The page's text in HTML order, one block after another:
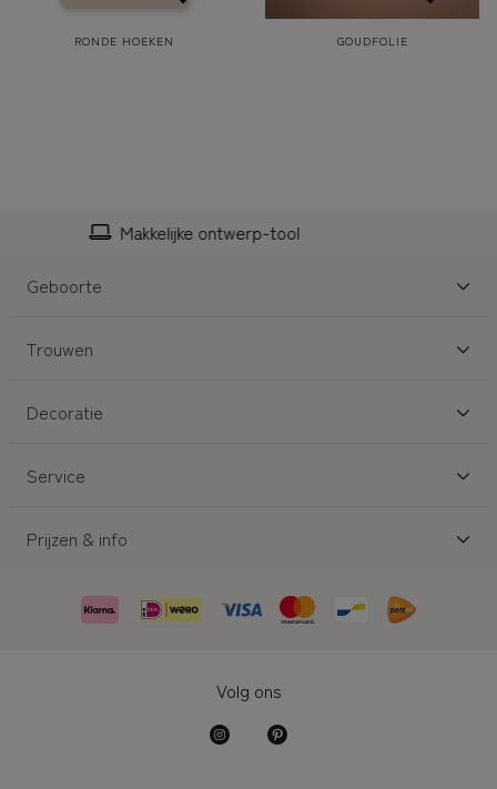
RONDE HOEKEN GOUDFOLIE
Personaliseerbaar
Geboorte
Trouwen
Decoratie
Service
Prijzen & info
Volg ons